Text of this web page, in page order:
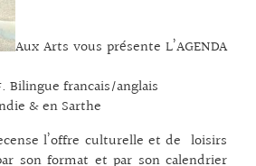
Aux Arts vous présente L’AGENDA
Bilingue francais/anglais
& en Sarthe
l’offre culturelle et de loisirs
son format et par son calendrier